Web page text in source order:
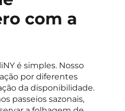
com a
é simples. Nosso
por diferentes
da disponibilidade.
passeios sazonais,